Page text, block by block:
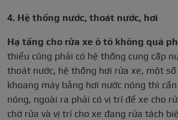
4. Hệ thống nước, thoát nước, hơi
Hạ tầng cho rửa xe ô tô không quá
thiểu cũng phải có hệ thống cung cấp
thoát nước, hệ thống hơi rửa xe, một
khoang máy bằng hơi nước nóng thì
nóng, ngoài ra phải có vị trí để xe cho
chờ rửa và vị trí cho xe đang rửa tách